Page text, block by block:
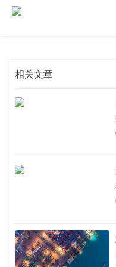
相关文章